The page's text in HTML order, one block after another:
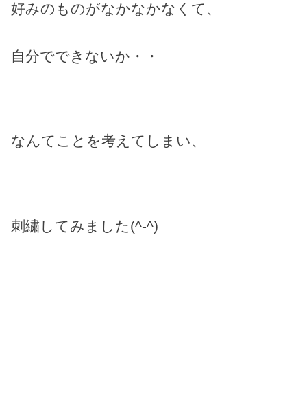
好みのものがなかなかなくて、
自分でできないか・・
なんてことを考えてしまい、
刺繍してみました(^-^)